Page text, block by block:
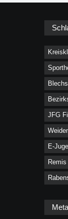
JFG
E-
Remis
Meta